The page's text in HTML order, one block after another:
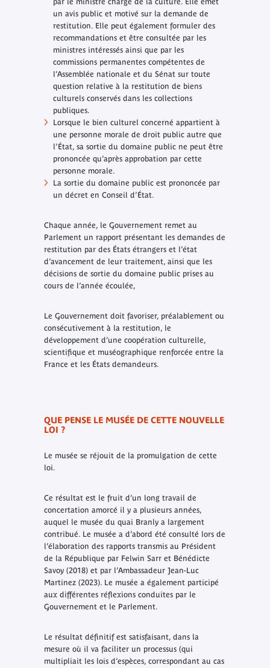
un avis public et motivé sur la demande de
restitution. Elle peut également formuler des
recommandations et être consultée par les
ministres intéressés ainsi que par les
commissions permanentes compétentes de
l’Assemblée nationale et du Sénat sur toute
question relative à la restitution de biens
culturels conservés dans les collections
publiques.
Lorsque le bien culturel concerné appartient à
une personne morale de droit public autre que
l’État, sa sortie du domaine public ne peut être
prononcée qu’après approbation par cette
personne morale.
La sortie du domaine public est prononcée par
un décret en Conseil d’État.
Chaque année, le Gouvernement remet au
Parlement un rapport présentant les demandes de
restitution par des États étrangers et l’état
d’avancement de leur traitement, ainsi que les
décisions de sortie du domaine public prises au
cours de l’année écoulée,
Le Gouvernement doit favoriser, préalablement ou
consécutivement à la restitution, le
développement d’une coopération culturelle,
scientifique et muséographique renforcée entre la
France et les États demandeurs.
QUE PENSE LE MUSÉE DE CETTE NOUVELLE
LOI ?
Le musée se réjouit de la promulgation de cette
loi.
Ce résultat est le fruit d’un long travail de
concertation amorcé il y a plusieurs années,
auquel le musée du quai Branly a largement
contribué. Le musée a d’abord été consulté lors de
l’élaboration des rapports transmis au Président
de la République par Felwin Sarr et Bénédicte
Savoy (2018) et par l’Ambassadeur Jean-Luc
Martinez (2023). Le musée a également participé
aux différentes réflexions conduites par le
Gouvernement et le Parlement.
Le résultat définitif est satisfaisant, dans la
mesure où il va faciliter un processus (qui
multipliait les lois d’espèces, correspondant au cas